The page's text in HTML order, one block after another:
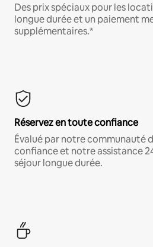
Des prix spéciaux pour les
longue durée et un paiement
supplémentaires.*
Réservez en toute confiance
Évalué par notre communauté
confiance et notre assistance
séjour longue durée.